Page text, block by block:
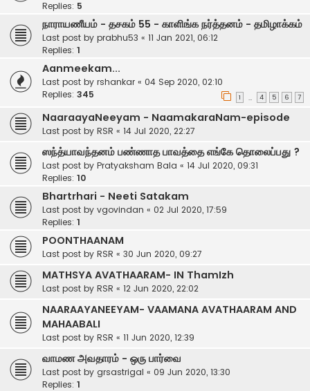
Replies: 5
நாராயணீயம் - தசகம் 55 - காளிங்க நர்த்தனம் - தமிழாக்கம்
Last post by prabhu53 « 11 Jan 2021, 06:12
Replies: 1
Aanmeekam...
Last post by rshankar « 04 Sep 2020, 02:10
Replies: 345 1 … 4 5 6 7
NaaraayaNeeyam - NaamakaraNam-episode
Last post by RSR « 14 Jul 2020, 22:27
ஸந்த்யாவந்தனம் பண்ணாத பாவத்தை எங்கே தொலைப்பது ?
Last post by Pratyaksham Bala « 14 Jul 2020, 09:31
Replies: 10
Bhartrhari - Neeti Satakam
Last post by vgovindan « 02 Jul 2020, 17:59
Replies: 1
POONTHAANAM
Last post by RSR « 30 Jun 2020, 09:27
MATHSYA AVATHAARAM- IN ThamIzh
Last post by RSR « 12 Jun 2020, 22:02
NAARAAYANEEYAM- VAAMANA AVATHAARAM AND
MAHAABALI
Last post by RSR « 11 Jun 2020, 12:39
வாமண அவதாரம் - ஒரு பார்வை
Last post by grsastrigal « 09 Jun 2020, 13:30
Replies: 1